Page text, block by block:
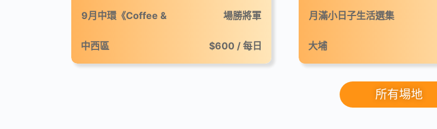
9月中環《Coffee &
場勝將軍
中西區 $600 / 每日
月滿小日子生活選集
大埔
所有場地